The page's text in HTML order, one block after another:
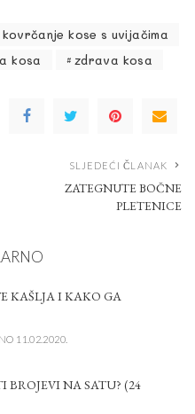
kovrčanje kose s uvijačima
kosa zdrava kosa
SLJEDEĆI ČLANAK
ZATEGNUTE BOČNE
PLETENICE
KAŠLJA I KAKO GA
11.02.2020.
BROJEVI NA SATU? (24